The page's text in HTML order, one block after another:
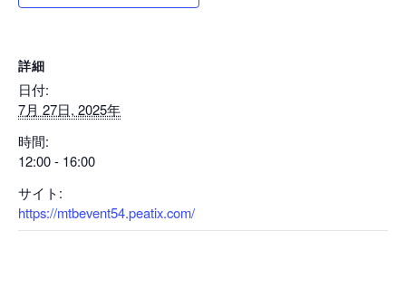
詳細
日付:
7月 27日, 2025年
時間:
12:00 - 16:00
サイト:
https://mtbevent54.peatix.com/